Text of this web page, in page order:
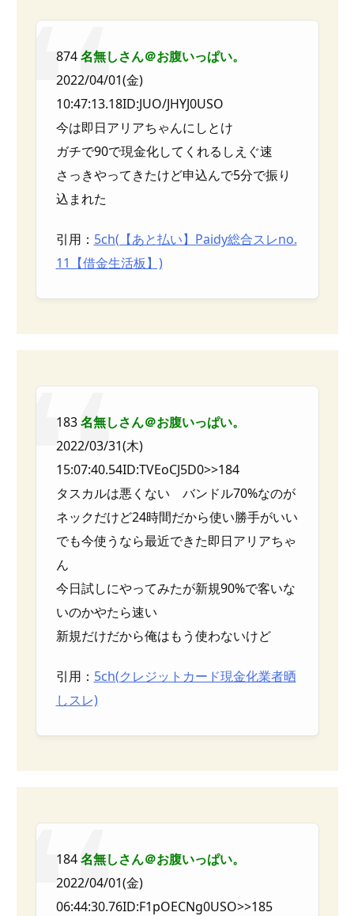
874名無しさん＠お腹いっぱい。
2022/04/01(金)
10:47:13.18ID:JUO/JHYJ0USO
今は即日アリアちゃんにしとけ
ガチで90で現金化してくれるしえぐ速
さっきやってきたけど申込んで5分で振り
込まれた
引用： 5ch(【あと払い】Paidy総合スレno.
11【借金生活板】)
183名無しさん＠お腹いっぱい。
2022/03/31(木)
15:07:40.54ID:TVEoCJ5D0>>184
タスカルは悪くない バンドル70%なのが
ネックだけど24時間だから使い勝手がいい
でも今使うなら最近できた即日アリアちゃ
ん
今日試しにやってみたが新規90%で客いな
いのかやたら速い
新規だけだから俺はもう使わないけど
引用： 5ch(クレジットカード現金化業者晒
しスレ)
184名無しさん＠お腹いっぱい。
2022/04/01(金)
06:44:30.76ID:F1pOECNg0USO>>185